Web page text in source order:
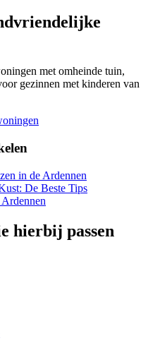
met omheinde tuin,
gezinnen met kinderen van
in de Ardennen
De Beste Tips
hierbij passen